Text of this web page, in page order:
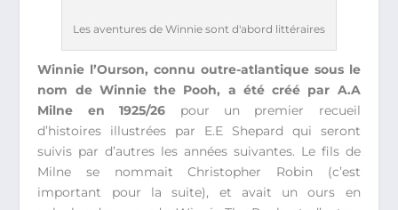
Les aventures de Winnie sont d'abord littéraires
Winnie l’Ourson, connu outre-atlantique sous le
nom de Winnie the Pooh, a été créé par A.A
Milne en 1925/26 pour un premier recueil
d’histoires illustrées par E.E Shepard qui seront
suivis par d’autres les années suivantes. Le fils de
Milne se nommait Christopher Robin (c’est
important pour la suite), et avait un ours en